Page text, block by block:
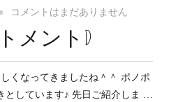
コメントはまだありません
メントD
くなってきましたね＾＾ ポノポ
としています♪ 先日ご紹介しま …